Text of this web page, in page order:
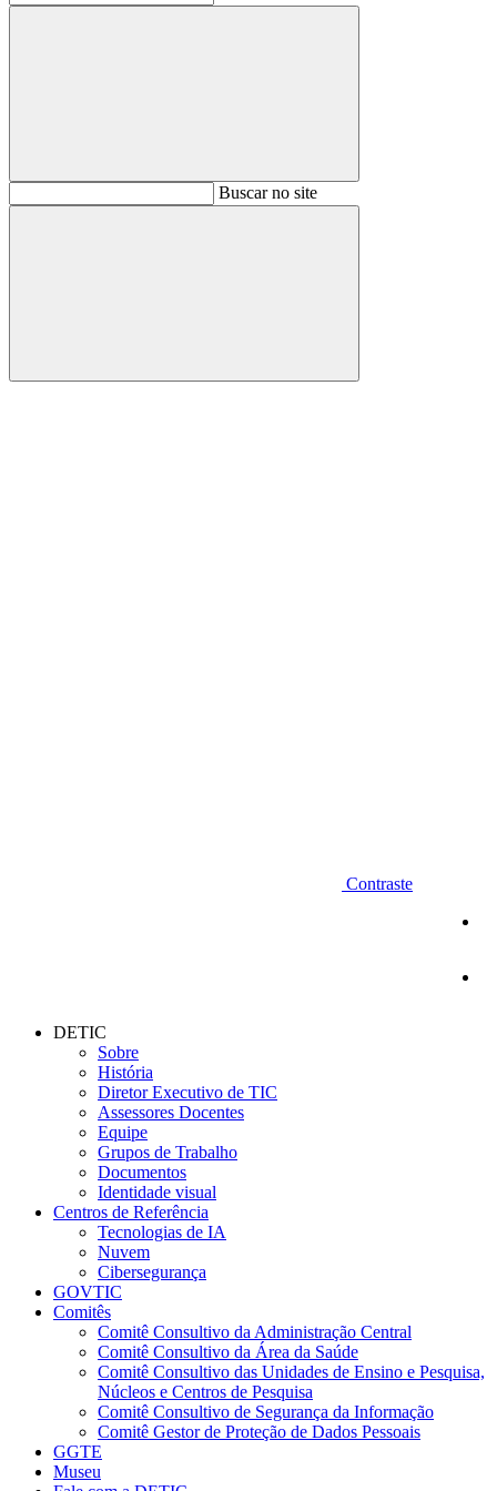
BuscarBuscar no site
Buscar
Contraste
DETIC
Sobre
História
Diretor Executivo de TIC
Assessores Docentes
Equipe
Grupos de Trabalho
Documentos
Identidade visual
Centros de Referência
Tecnologias de IA
Nuvem
Cibersegurança
GOVTIC
Comitês
Comitê Consultivo da Administração Central
Comitê Consultivo da Área da Saúde
Comitê Consultivo das Unidades de Ensino e Pesquisa,
Núcleos e Centros de Pesquisa
Comitê Consultivo de Segurança da Informação
Comitê Gestor de Proteção de Dados Pessoais
GGTE
Museu